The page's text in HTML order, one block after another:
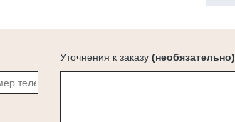
Уточнения к заказу(необязательно)